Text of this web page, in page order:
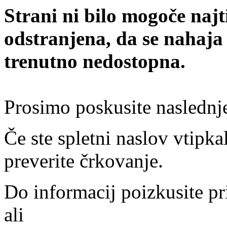
Strani ni bilo mogoče
odstranjena, da se
trenutno nedostopna.
Prosimo poskusite
Če ste spletni naslov
preverite črkovanje.
Do informacij poizkusite
ali